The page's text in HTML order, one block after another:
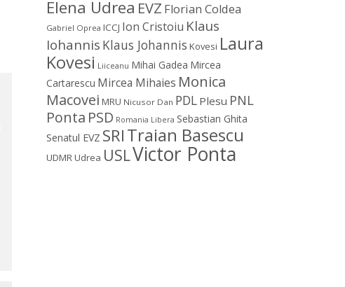
Elena Udrea EVZ Florian Coldea
Gabriel Oprea ICCJ Ion Cristoiu Klaus
Iohannis Klaus Johannis Kovesi Laura
Kovesi Liiceanu Mihai Gadea Mircea
Cartarescu Mircea Mihaies Monica
Macovei MRU Nicusor Dan PDL Plesu PNL
Ponta PSD Romania Libera Sebastian Ghita
Senatul EVZ SRITraian Basescu
UDMRUdrea USLVictor Ponta